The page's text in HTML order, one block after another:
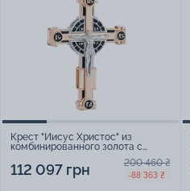
Крест "Иисус Христос" из
комбинированного золота с
112 097 грн 200 460 ₴
-88 363 ₴